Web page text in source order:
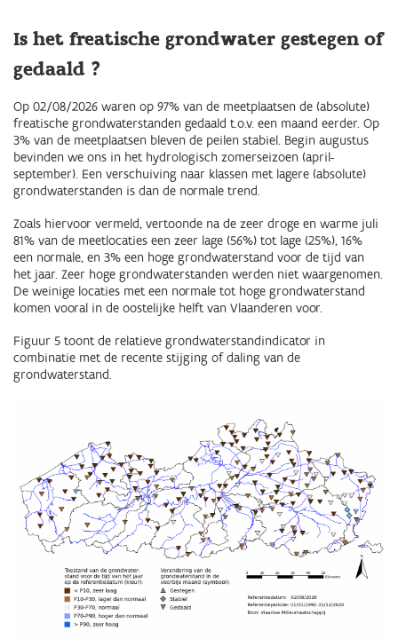
Is het freatische grondwater gestegen of
gedaald ?
Op 02/08/2026 waren op 97% van de meetplaatsen de (absolute)
freatische grondwaterstanden gedaald t.o.v. een maand eerder. Op
3% van de meetplaatsen bleven de peilen stabiel. Begin augustus
bevinden we ons in het hydrologisch zomerseizoen (april-
september). Een verschuiving naar klassen met lagere (absolute)
grondwaterstanden is dan de normale trend.
Zoals hiervoor vermeld, vertoonde na de zeer droge en warme juli
81% van de meetlocaties een zeer lage (56%) tot lage (25%), 16%
een normale, en 3% een hoge grondwaterstand voor de tijd van
het jaar. Zeer hoge grondwaterstanden werden niet waargenomen.
De weinige locaties met een normale tot hoge grondwaterstand
komen vooral in de oostelijke helft van Vlaanderen voor.
Figuur 5 toont de relatieve grondwaterstandindicator in
combinatie met de recente stijging of daling van de
grondwaterstand.